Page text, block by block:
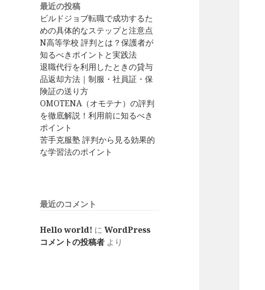
最近の投稿
ビルドジョブ転職で成功するた
めの具体的なステップと注意点
N高等学校 評判とは？保護者が
知るべきポイントと実践法
退職代行を利用したときの貸与
品返却方法｜制服・社員証・保
険証の送り方
OMOTENA（オモテナ）の評判
を徹底解説！利用前に知るべき
ポイント
苦手克服塾 評判から見る効果的
な学習法のポイント
最近のコメント
Hello world! にWordPress
コメントの投稿者 より